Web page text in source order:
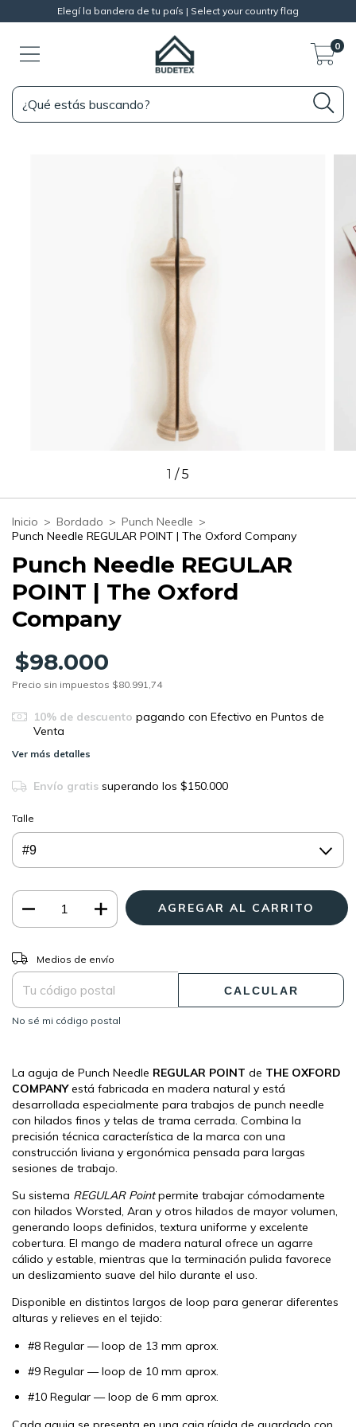
Elegí la bandera de tu país | Select your country flag
0
1 /5
Inicio > Bordado > Punch Needle >
Punch Needle REGULAR POINT | The Oxford Company
Punch Needle REGULAR
POINT | The Oxford
Company
$98.000
Precio sin impuestos $80.991,74
10% de descuento pagando con Efectivo en Puntos de
Venta
Ver más detalles
Envío gratis superando los $150.000
Talle
Entregas para el CP:
Medios de envío
CALCULAR
No sé mi código postal
La aguja de Punch Needle REGULAR POINT de THE OXFORD
COMPANYestá fabricada en madera natural y está
desarrollada especialmente para trabajos de punch needle
con hilados finos y telas de trama cerrada. Combina la
precisión técnica característica de la marca con una
construcción liviana y ergonómica pensada para largas
sesiones de trabajo.
Su sistema REGULAR Pointpermite trabajar cómodamente
con hilados Worsted, Aran y otros hilados de mayor volumen,
generando loops definidos, textura uniforme y excelente
cobertura. El mango de madera natural ofrece un agarre
cálido y estable, mientras que la terminación pulida favorece
un deslizamiento suave del hilo durante el uso.
Disponible en distintos largos de loop para generar diferentes
alturas y relieves en el tejido:
#8 Regular — loop de 13 mm aprox.
#9 Regular — loop de 10 mm aprox.
#10 Regular — loop de 6 mm aprox.